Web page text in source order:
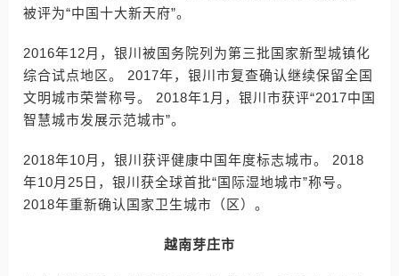
被评为“中国十大新天府”。
2016年12月，银川被国务院列为第三批国家新型城镇化
综合试点地区。 2017年，银川市复查确认继续保留全国
文明城市荣誉称号。 2018年1月，银川市获评“2017中国
智慧城市发展示范城市”。
2018年10月，银川获评健康中国年度标志城市。 2018
年10月25日，银川获全球首批“国际湿地城市”称号。
2018年重新确认国家卫生城市（区）。
越南芽庄市